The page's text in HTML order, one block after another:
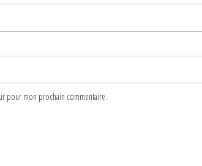
pour mon prochain commentaire.